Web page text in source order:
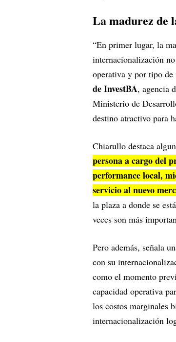
La madurez de
“En primer lugar, la
internacionalización no
operativa y por tipo de
de InvestBA, agencia
Ministerio de
destino atractivo para
Chiarullo destaca
persona a cargo del
performance local,
servicio al nuevo
la plaza a donde se
veces son más
Pero además, señala
con su
como el momento
capacidad operativa
los costos marginales
internacionalización